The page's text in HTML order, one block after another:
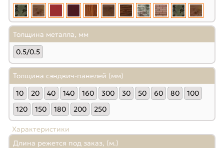
Толщина металла, мм
0.5/0.5
Толщина сэндвич-панелей (мм)
10
20 40 140 160 300 30 50 60 80
100
120
150 180 200 250
Характеристики
Длина режется под заказ, (м.)